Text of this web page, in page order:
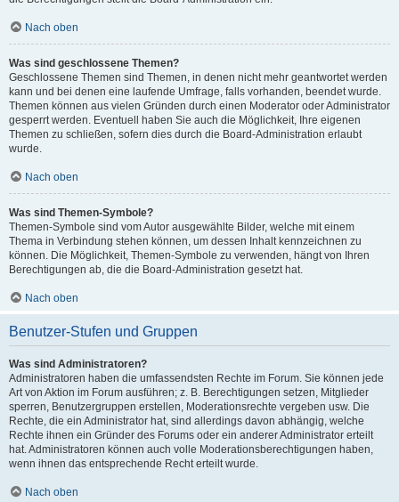
Nach oben
Was sind geschlossene Themen?
Geschlossene Themen sind Themen, in denen nicht mehr geantwortet werden
kann und bei denen eine laufende Umfrage, falls vorhanden, beendet wurde.
Themen können aus vielen Gründen durch einen Moderator oder Administrator
gesperrt werden. Eventuell haben Sie auch die Möglichkeit, Ihre eigenen
Themen zu schließen, sofern dies durch die Board-Administration erlaubt
wurde.
Nach oben
Was sind Themen-Symbole?
Themen-Symbole sind vom Autor ausgewählte Bilder, welche mit einem
Thema in Verbindung stehen können, um dessen Inhalt kennzeichnen zu
können. Die Möglichkeit, Themen-Symbole zu verwenden, hängt von Ihren
Berechtigungen ab, die die Board-Administration gesetzt hat.
Nach oben
Benutzer-Stufen und Gruppen
Was sind Administratoren?
Administratoren haben die umfassendsten Rechte im Forum. Sie können jede
Art von Aktion im Forum ausführen; z. B. Berechtigungen setzen, Mitglieder
sperren, Benutzergruppen erstellen, Moderationsrechte vergeben usw. Die
Rechte, die ein Administrator hat, sind allerdings davon abhängig, welche
Rechte ihnen ein Gründer des Forums oder ein anderer Administrator erteilt
hat. Administratoren können auch volle Moderationsberechtigungen haben,
wenn ihnen das entsprechende Recht erteilt wurde.
Nach oben